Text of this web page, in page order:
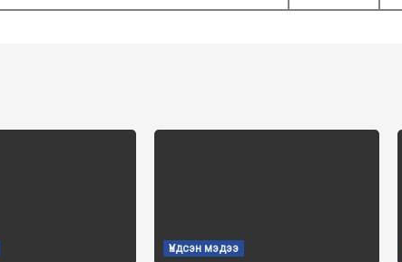
Үндсэн мэдээ